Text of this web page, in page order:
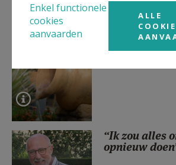
“Ik zou alles
opnieuw
Enkel functionele
cookies
aanvaarden
ALLE